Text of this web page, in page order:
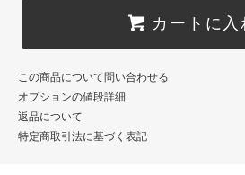
カートに入
この商品について問い合わせる
オプションの値段詳細
返品について
特定商取引法に基づく表記